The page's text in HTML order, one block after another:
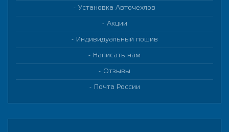
Установка Авточехлов
Акции
Индивидуальный пошив
Написать нам
Отзывы
Почта России